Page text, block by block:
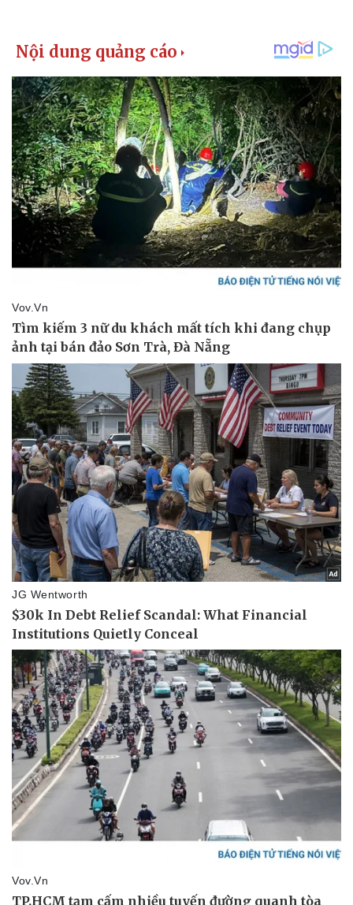
Pháp luật
Vụ án
Tin nóng
Tư vấn luật
Quân sự - Quốc phòng
Vũ khí
Việt Nam
Phân tích